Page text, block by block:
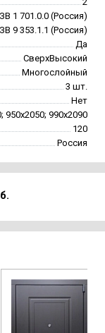
1 701.0.0 (Россия)
9 353.1.1 (Россия)
Да
СверхВысокий
Многослойный
3 шт.
Нет
950х2050; 990х2090
120
Россия